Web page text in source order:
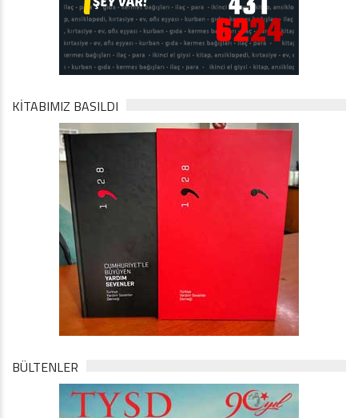
KİTABIMIZ BASILDI
BÜLTENLER